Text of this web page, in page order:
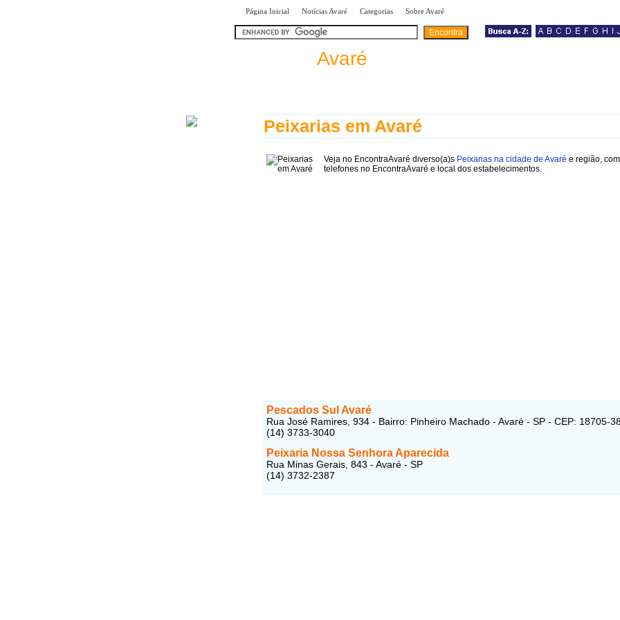
Página Inicial Notícias Avaré Categorias Sobre Avaré
Avaré
Peixarias em Avaré
Veja no EncontraAvaré diverso(a)s Peixarias na cidade de Avaré e região, com
telefones no EncontraAvaré e local dos estabelecimentos.
Pescados Sul Avaré
Rua José Ramires, 934 - Bairro: Pinheiro Machado - Avaré - SP - CEP: 18705-
(14) 3733-3040
Peixaria Nossa Senhora Aparecida
Rua Minas Gerais, 843 - Avaré - SP
(14) 3732-2387